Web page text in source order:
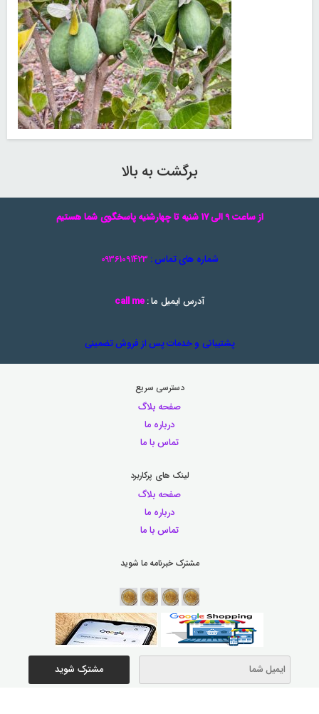
برگشت به بالا
از ساعت 9 الی 17 شنیه تا چهارشنیه پاسخگوی شما هستیم
شماره های تماس : 09361091423
آدرس ایمیل ما :call me
پشتیبانی و خدمات پس از فروش تضمینی
دسترسی سریع
صفحه بلاگ
درباره ما
تماس با ما
لینک های پرکاربرد
صفحه بلاگ
درباره ما
تماس با ما
مشترک خبرنامه ما شوید